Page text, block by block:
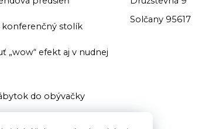
konferenčný stolík
„wow“ efekt aj v nudnej
do obývačky
Solčany 95617